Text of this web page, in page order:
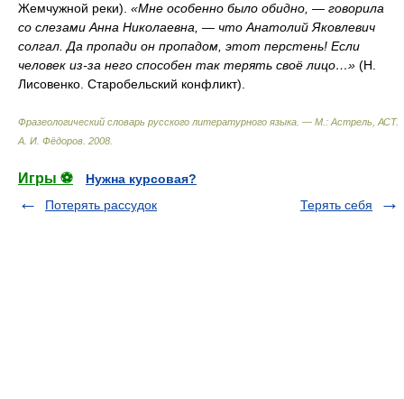
Жемчужной реки). «Мне особенно было обидно, — говорила
со слезами Анна Николаевна, — что Анатолий Яковлевич
солгал. Да пропади он пропадом, этот перстень! Если
человек из-за него способен так терять своё лицо…» (Н.
Лисовенко. Старобельский конфликт).
Фразеологический словарь русского литературного языка. — М.: Астрель, АСТ.
А. И. Фёдоров 2008
Игры ⚽
Нужна курсовая?
Потерять рассудок
Терять себя